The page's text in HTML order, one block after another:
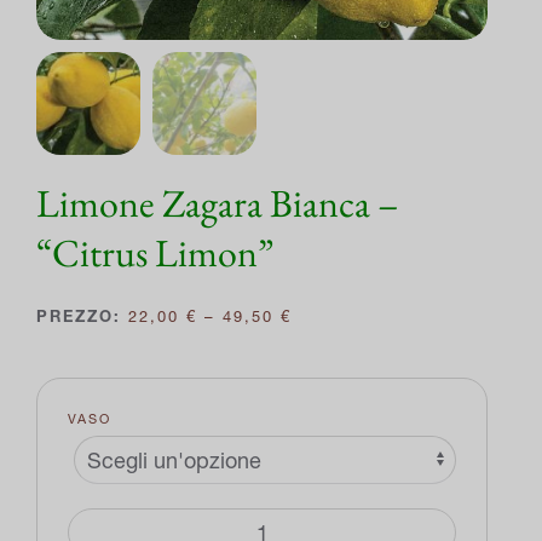
Limone Zagara Bianca –
“Citrus Limon”
22,00 € – 49,50 €
DA
VASO
Limone